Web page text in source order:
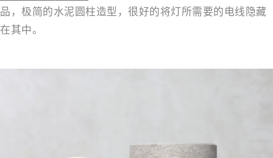
品，极简的水泥圆柱造型，很好的将灯所需要的电线隐藏
在其中。